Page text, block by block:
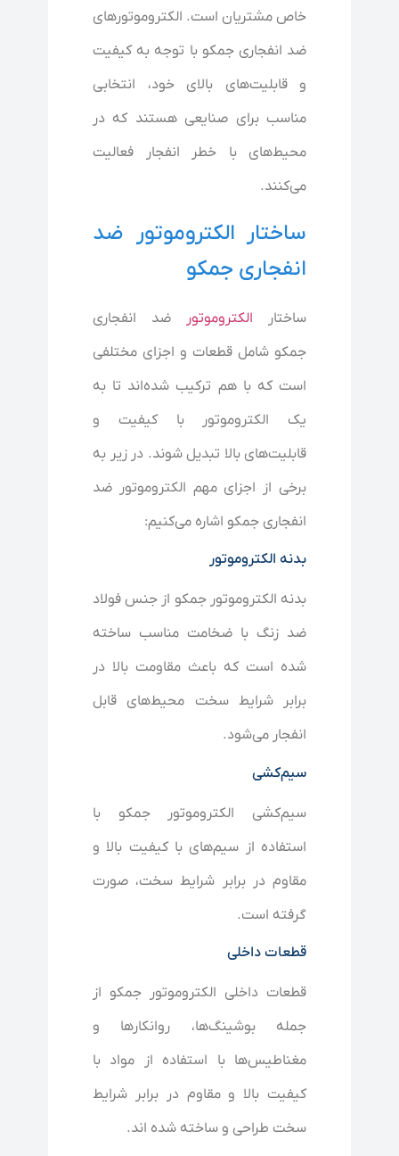
خاص مشتریان است. الکتروموتورهای
ضد انفجاری جمکو با توجه به کیفیت
و قابلیت‌های بالای خود، انتخابی
مناسب برای صنایعی هستند که در
محیط‌های با خطر انفجار فعالیت
می‌کنند.
ساختار الکتروموتور ضد
انفجاری جمکو
ساختار الکتروموتور
ضد انفجاری
جمکو شامل قطعات و اجزای مختلفی
است که با هم ترکیب شده‌اند تا به
یک الکتروموتور با کیفیت و
قابلیت‌های بالا تبدیل شوند. در زیر به
برخی از اجزای مهم الکتروموتور ضد
انفجاری جمکو اشاره می‌کنیم:
بدنه الکتروموتور
بدنه الکتروموتور جمکو از جنس فولاد
ضد زنگ با ضخامت مناسب ساخته
شده است که باعث مقاومت بالا در
برابر شرایط سخت محیط‌های قابل
انفجار می‌شود.
سیم‌کشی
سیم‌کشی الکتروموتور جمکو با
استفاده از سیم‌های با کیفیت بالا و
مقاوم در برابر شرایط سخت، صورت
گرفته است.
قطعات داخلی
قطعات داخلی الکتروموتور جمکو از
جمله بوشینگ‌ها، روانکارها و
مغناطیس‌ها با استفاده از مواد با
کیفیت بالا و مقاوم در برابر شرایط
سخت طراحی و ساخته شده اند.